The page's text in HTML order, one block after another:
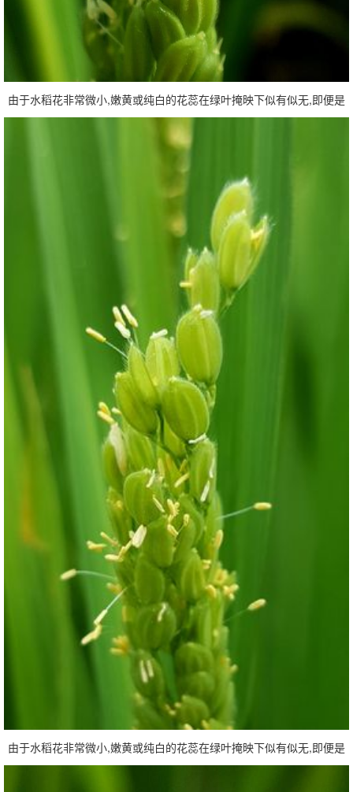
由于水稻花非常微小,嫩黄或纯白的花蕊在绿叶掩映下似有似无,即便是
由于水稻花非常微小,嫩黄或纯白的花蕊在绿叶掩映下似有似无,即便是